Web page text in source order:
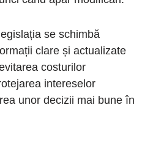
se schimbă
clare și actualizate
costurilor
intereselor
unor decizii mai bune în